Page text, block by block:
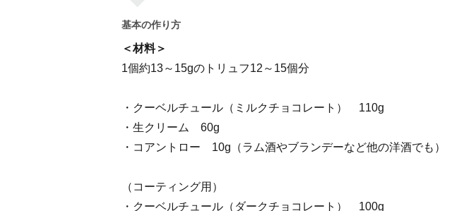
基本の作り方
＜材料＞
1個約13～15gのトリュフ12～15個分
・クーベルチュール（ミルクチョコレート） 110g
・生クリーム 60g
・コアントロー 10g（ラム酒やブランデーなど他の洋酒でも）
（コーティング用）
・クーベルチュール（ダークチョコレート） 100g